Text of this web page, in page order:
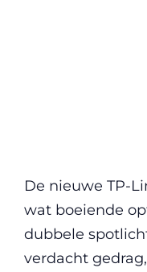
De nieuwe TP-
wat boeiende
dubbele
verdacht